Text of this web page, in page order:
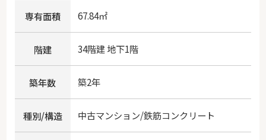
専有面積 67.84㎡
階建 34階建 地下1階
築年数 築2年
種別/構造 中古マンション/鉄筋コンクリート